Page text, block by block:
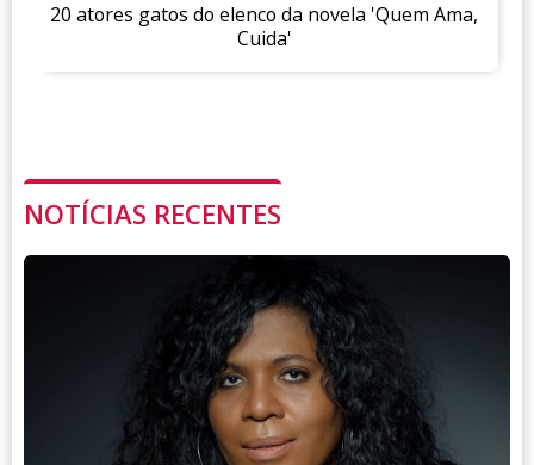
20 atores gatos do elenco da novela 'Quem Ama,
Cuida'
NOTÍCIAS RECENTES